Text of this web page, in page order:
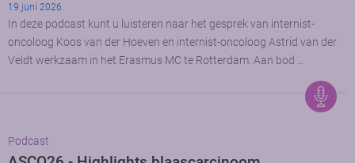
19 juni 2026
In deze podcast kunt u luisteren naar het gesprek van internist-
oncoloog Koos van der Hoeven en internist-oncoloog Astrid van der
Veldt werkzaam in het Erasmus MC te Rotterdam. Aan bod …
Podcast